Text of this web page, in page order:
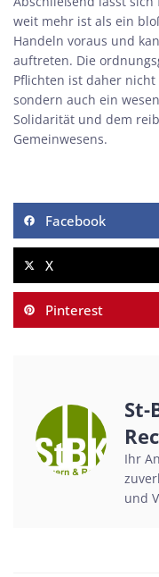
weit mehr ist als ein
Handeln voraus und
auftreten. Die
Pflichten ist daher
sondern auch ein
Solidarität und dem
Gemeinwesens.
Facebook
X
Pinterest
St-
Ihr
und